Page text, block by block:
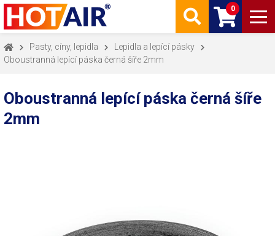
0
Pasty, cíny, lepidla
Lepidla a lepící pásky
Oboustranná lepící páska černá šíře 2mm
Oboustranná lepící páska černá šíře
2mm